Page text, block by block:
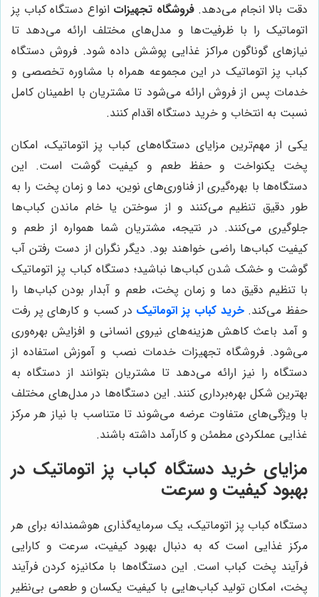
دقت بالا انجام می‌دهد.فروشگاه تجهیزات انواع دستگاه کباب پز
اتوماتیک را با ظرفیت‌ها و مدل‌های مختلف ارائه می‌دهد تا
نیازهای گوناگون مراکز غذایی پوشش داده شود. فروش دستگاه
کباب پز اتوماتیک در این مجموعه همراه با مشاوره تخصصی و
خدمات پس از فروش ارائه می‌شود تا مشتریان با اطمینان کامل
نسبت به انتخاب و خرید دستگاه اقدام کنند.
یکی از مهم‌ترین مزایای دستگاه‌های کباب پز اتوماتیک، امکان
پخت یکنواخت و حفظ طعم و کیفیت گوشت است. این
دستگاه‌ها با بهره‌گیری از فناوری‌های نوین، دما و زمان پخت را به
طور دقیق تنظیم می‌کنند و از سوختن یا خام ماندن کباب‌ها
جلوگیری می‌کنند. در نتیجه، مشتریان شما همواره از طعم و
کیفیت کباب‌ها راضی خواهند بود. دیگر نگران از دست رفتن آب
گوشت و خشک شدن کباب‌ها نباشید؛ دستگاه کباب پز اتوماتیک
با تنظیم دقیق دما و زمان پخت، طعم و آبدار بودن کباب‌ها را
حفظ می‌کند.خرید کباب پز اتوماتیک در کسب و کارهای پر رفت
و آمد باعث کاهش هزینه‌های نیروی انسانی و افزایش بهره‌وری
می‌شود. فروشگاه تجهیزات خدمات نصب و آموزش استفاده از
دستگاه را نیز ارائه می‌دهد تا مشتریان بتوانند از دستگاه به
بهترین شکل بهره‌برداری کنند. این دستگاه‌ها در مدل‌های مختلف
با ویژگی‌های متفاوت عرضه می‌شوند تا متناسب با نیاز هر مرکز
غذایی عملکردی مطمئن و کارآمد داشته باشند.
مزایای خرید دستگاه کباب پز اتوماتیک در
بهبود کیفیت و سرعت
دستگاه کباب پز اتوماتیک، یک سرمایه‌گذاری هوشمندانه برای هر
مرکز غذایی است که به دنبال بهبود کیفیت، سرعت و کارایی
فرآیند پخت کباب است. این دستگاه‌ها با مکانیزه کردن فرآیند
پخت، امکان تولید کباب‌هایی با کیفیت یکسان و طعمی بی‌نظیر